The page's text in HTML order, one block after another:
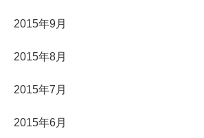
2015年9月
2015年8月
2015年7月
2015年6月